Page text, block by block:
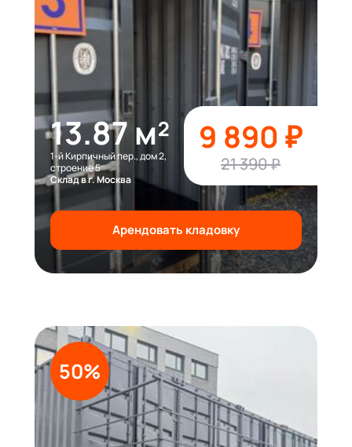
13.87 м²
1-й Кирпичный пер., дом 2,
строение 5
Склад в г. Москва
9 890 ₽
21 390 ₽
Арендовать кладовку
50%